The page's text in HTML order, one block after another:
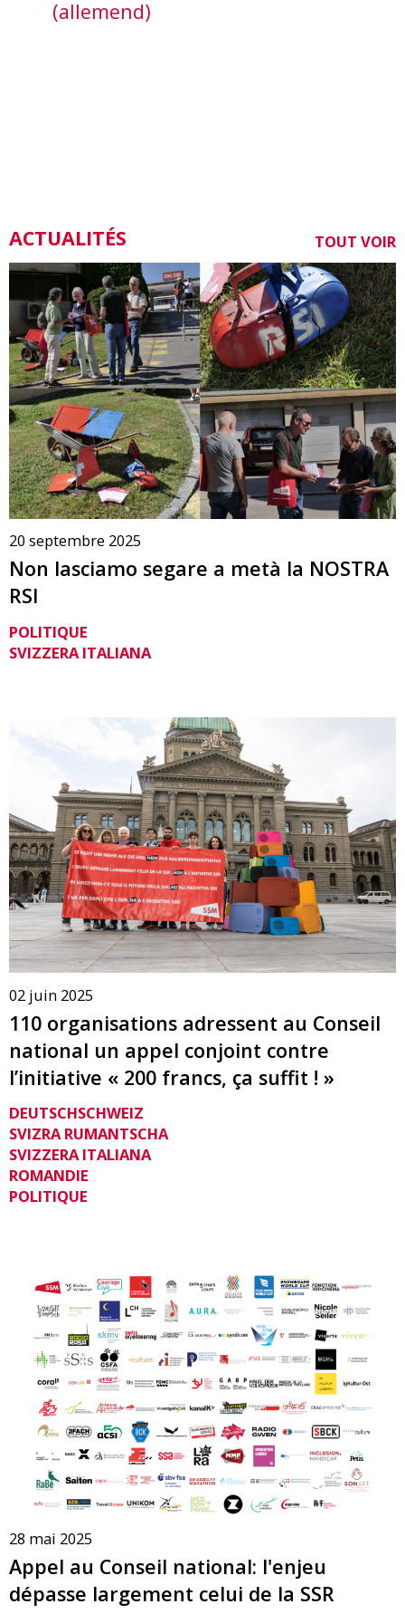
(allemend)
ACTUALITÉS TOUT VOIR
20 septembre 2025
Non lasciamo segare a metà la NOSTRA
RSI
POLITIQUE
SVIZZERA ITALIANA
02 juin 2025
110 organisations adressent au Conseil
national un appel conjoint contre
l’initiative « 200 francs, ça suffit ! »
DEUTSCHSCHWEIZ
SVIZRA RUMANTSCHA
SVIZZERA ITALIANA
ROMANDIE
POLITIQUE
28 mai 2025
Appel au Conseil national: l'enjeu
dépasse largement celui de la SSR